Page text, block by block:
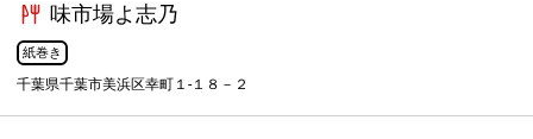
味市場よ志乃
紙巻き
千葉県千葉市美浜区幸町１-１８－２